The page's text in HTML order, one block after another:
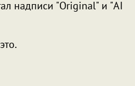
надписи "Original" и "AI